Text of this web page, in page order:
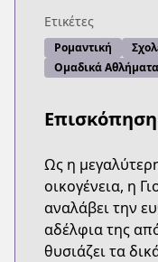
Ετικέτες
Ρομαντική
Ομαδικά Αθλήματα
Επισκόπηση
Ως η
οικογένεια, η
αναλάβει την
αδέλφια της
θυσιάζει τα